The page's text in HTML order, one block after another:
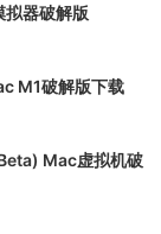
器破解版
M1破解版下载
Mac虚拟机破